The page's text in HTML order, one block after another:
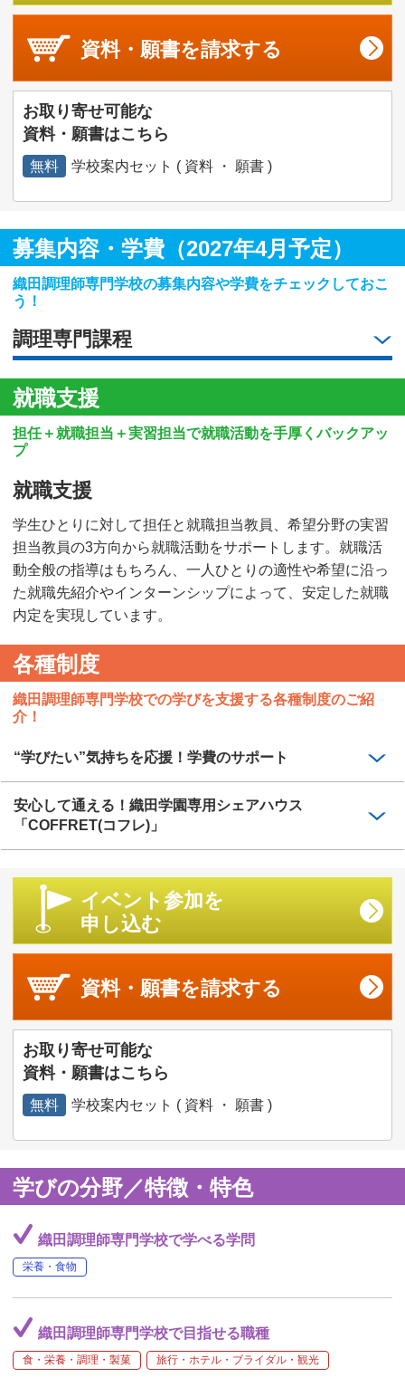
資料・願書を請求する
お取り寄せ可能な
資料・願書はこちら
無料 学校案内セット ( 資料 ・ 願書 )
募集内容・学費（2027年4月予定）
織田調理師専門学校の募集内容や学費をチェックしておこ
う！
調理専門課程
就職支援
担任＋就職担当＋実習担当で就職活動を手厚くバックアッ
プ
就職支援
学生ひとりに対して担任と就職担当教員、希望分野の実習
担当教員の3方向から就職活動をサポートします。就職活
動全般の指導はもちろん、一人ひとりの適性や希望に沿っ
た就職先紹介やインターンシップによって、安定した就職
内定を実現しています。
各種制度
織田調理師専門学校での学びを支援する各種制度のご紹
介！
“学びたい”気持ちを応援！学費のサポート
安心して通える！織田学園専用シェアハウス
「COFFRET(コフレ)」
イベント参加を
申し込む
資料・願書を請求する
お取り寄せ可能な
資料・願書はこちら
無料 学校案内セット ( 資料 ・ 願書 )
学びの分野／特徴・特色
織田調理師専門学校で学べる学問
栄養・食物
織田調理師専門学校で目指せる職種
食・栄養・調理・製菓 旅行・ホテル・ブライダル・観光